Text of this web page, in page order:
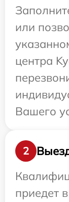
или
центра
Вашего
2
приедет